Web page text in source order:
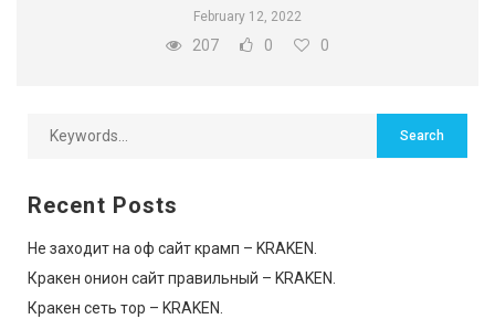
February 12, 2022
207 0 0
Recent Posts
Не заходит на оф сайт крамп – KRAKEN.
Кракен онион сайт правильный – KRAKEN.
Кракен сеть тор – KRAKEN.